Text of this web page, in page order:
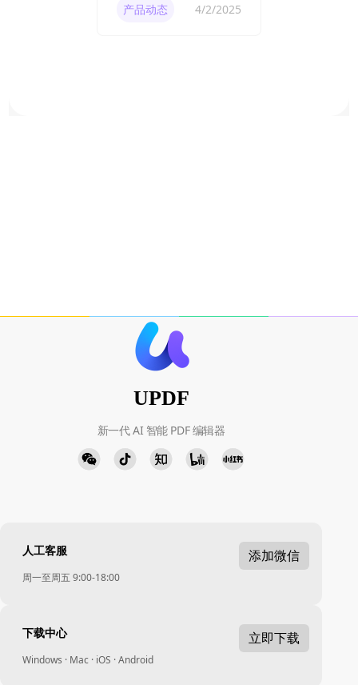
产品动态 4/2/2025
UPDF
新一代 AI 智能 PDF 编辑器
人工客服
周一至周五 9:00-18:00
添加微信
下载中心
Windows · Mac · iOS · Android
立即下载